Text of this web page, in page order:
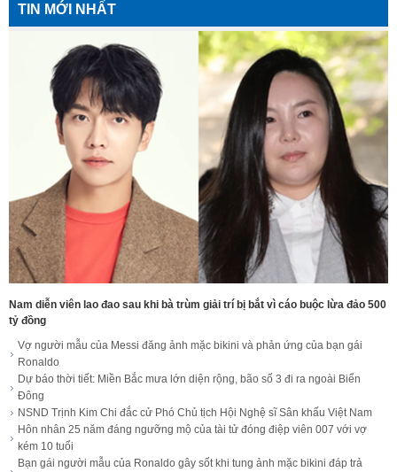
TIN MỚI NHẤT
Nam diễn viên lao đao sau khi bà trùm giải trí bị bắt vì cáo buộc lừa đảo 500
tỷ đồng
Vợ người mẫu của Messi đăng ảnh mặc bikini và phản ứng của bạn gái
Ronaldo
Dự báo thời tiết: Miền Bắc mưa lớn diện rộng, bão số 3 đi ra ngoài Biển
Đông
NSND Trịnh Kim Chi đắc cử Phó Chủ tịch Hội Nghệ sĩ Sân khấu Việt Nam
Hôn nhân 25 năm đáng ngưỡng mộ của tài tử đóng điệp viên 007 với vợ
kém 10 tuổi
Bạn gái người mẫu của Ronaldo gây sốt khi tung ảnh mặc bikini đáp trả